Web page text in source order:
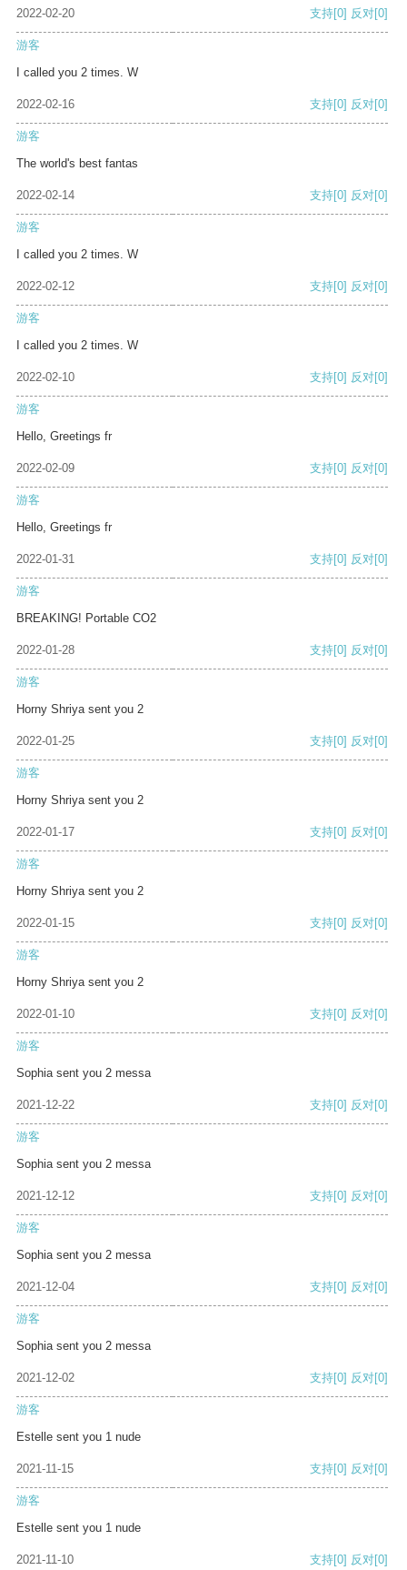
2022-02-20 支持[0] 反对[0]
游客
I called you 2 times. W
2022-02-16 支持[0] 反对[0]
游客
The world's best fantas
2022-02-14 支持[0] 反对[0]
游客
I called you 2 times. W
2022-02-12 支持[0] 反对[0]
游客
I called you 2 times. W
2022-02-10 支持[0] 反对[0]
游客
Hello, Greetings fr
2022-02-09 支持[0] 反对[0]
游客
Hello, Greetings fr
2022-01-31 支持[0] 反对[0]
游客
BREAKING! Portable CO2
2022-01-28 支持[0] 反对[0]
游客
Horny Shriya sent you 2
2022-01-25 支持[0] 反对[0]
游客
Horny Shriya sent you 2
2022-01-17 支持[0] 反对[0]
游客
Horny Shriya sent you 2
2022-01-15 支持[0] 反对[0]
游客
Horny Shriya sent you 2
2022-01-10 支持[0] 反对[0]
游客
Sophia sent you 2 messa
2021-12-22 支持[0] 反对[0]
游客
Sophia sent you 2 messa
2021-12-12 支持[0] 反对[0]
游客
Sophia sent you 2 messa
2021-12-04 支持[0] 反对[0]
游客
Sophia sent you 2 messa
2021-12-02 支持[0] 反对[0]
游客
Estelle sent you 1 nude
2021-11-15 支持[0] 反对[0]
游客
Estelle sent you 1 nude
2021-11-10 支持[0] 反对[0]